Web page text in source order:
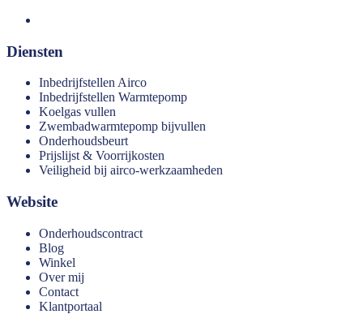
Diensten
Inbedrijfstellen Airco
Inbedrijfstellen Warmtepomp
Koelgas vullen
Zwembadwarmtepomp bijvullen
Onderhoudsbeurt
Prijslijst & Voorrijkosten
Veiligheid bij airco-werkzaamheden
Website
Onderhoudscontract
Blog
Winkel
Over mij
Contact
Klantportaal